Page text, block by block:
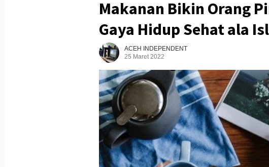
Makanan Bikin Orang
Gaya Hidup Sehat ala
ACEH INDEPENDENT
25 Maret 2022